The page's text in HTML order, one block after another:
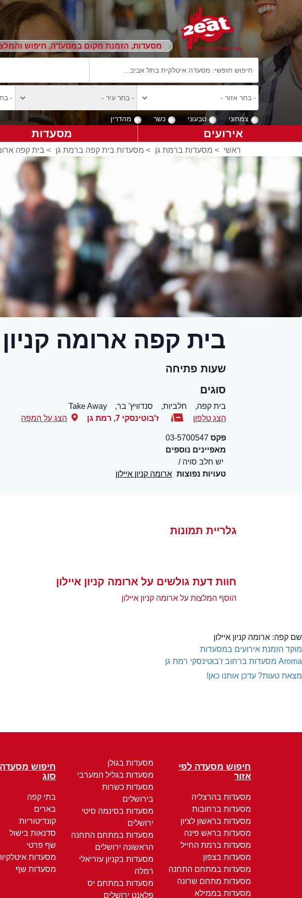
מסעדות, הזמנת מקום במסעדה, חיפוש
צמחוני טבעוני כשר מהדרין
אירועים מסעדות
ראשי > מסעדות ברמת גן > מסעדות בית קפה ברמת גן > בית קפה
בית קפה ארומה קניון
שעות פתיחה
סוגים
בית קפה, חלביות, סנדוויץ' בר,
Take Away
הצג טלפון
ז'בוטינסקי 7 , רמת גן הצג על המפה
פקס 03-5700547
מאפיינים נוספים
יש חלב סויה
טעויות נפוצות ארומה קניון איילון
גלריית תמונות
חוות דעת גולשים על ארומה קניון איילון
הוסף המלצות על ארומה קניון איילון
שם קפה: ארומה קניון איילון
מוקד הזמנת אירועים במסעדות
Aroma מסעדות ברחוב ז'בוטינסקי רמת גן
מצאת טעות? עדכן אותנו כאן!
חיפוש מסעדה לפי
אזור
מסעדות בהרצליה
מסעדות ברחובות
מסעדות בראשון לציון
מסעדות בראש פינה
מסעדות ברמת החייל
מסעדות בצפון
מסעדות במתחם התחנה
מסעדות מתחם שרונה
מסעדות בממילא
מסעדות בגולן
מסעדות בגליל המערבי
מסעדות כשרות
בירושלים
מסעדות בסינמה סיטי
ירושלים
מסעדות במתחם התחנה
הראשונה ירושלים
מסעדות בקניון עזריאלי
רמלה
מסעדות במתחם יס
פלאנט ירושלים
חיפוש
סוג
בתי קפה
בארים
קונדיטוריות
סדנאות בישול
שף פרטי
מסעדות
מסעדות שף